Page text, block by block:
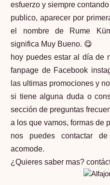
esfuerzo y siempre
publico, aparecer por
el nombre de Rume
significa Muy Bueno. 😋
hoy puedes estar al día de
fanpage de Facebook
las ultimas promociones y
si tiene alguna duda o
sección de preguntas
a los que vamos, formas de
nos puedes contactar
acomode.
¿Quieres saber mas?